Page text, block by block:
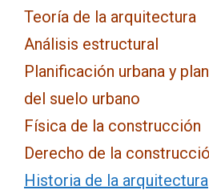
Teoría de la arquitectura
Análisis estructural
Planificación urbana y
del suelo urbano
Física de la construcción
Derecho de la
Historia de la arquitectura